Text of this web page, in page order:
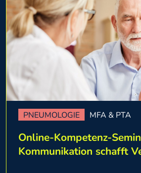
PNEUMOLOGIE MFA & PTA
Online-Kompetenz-
Kommunikation schafft